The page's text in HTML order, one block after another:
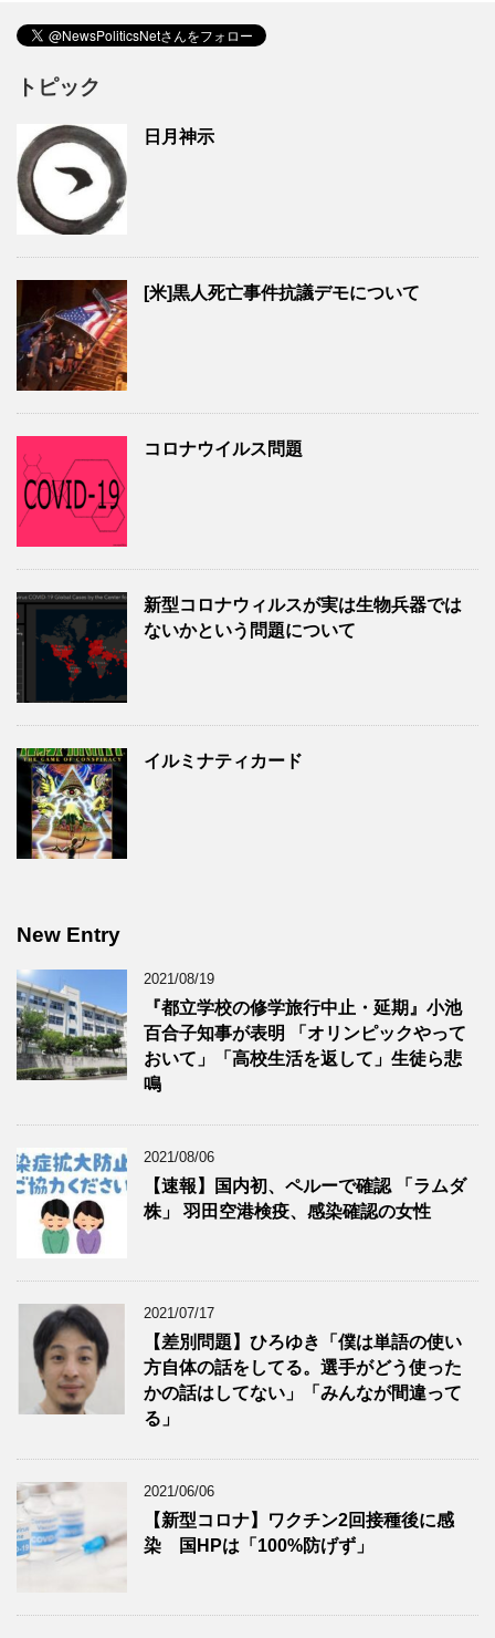
トピック
日月神示
[米]黒人死亡事件抗議デモについて
コロナウイルス問題
新型コロナウィルスが実は生物兵器では
ないかという問題について
イルミナティカード
New Entry
2021/08/19
『都立学校の修学旅行中止・延期』小池
百合子知事が表明 「オリンピックやって
おいて」「高校生活を返して」生徒ら悲
鳴
2021/08/06
【速報】国内初、ペルーで確認 「ラムダ
株」 羽田空港検疫、感染確認の女性
2021/07/17
【差別問題】ひろゆき「僕は単語の使い
方自体の話をしてる。選手がどう使った
かの話はしてない」「みんなが間違って
る」
2021/06/06
【新型コロナ】ワクチン2回接種後に感
染 国HPは「100%防げず」